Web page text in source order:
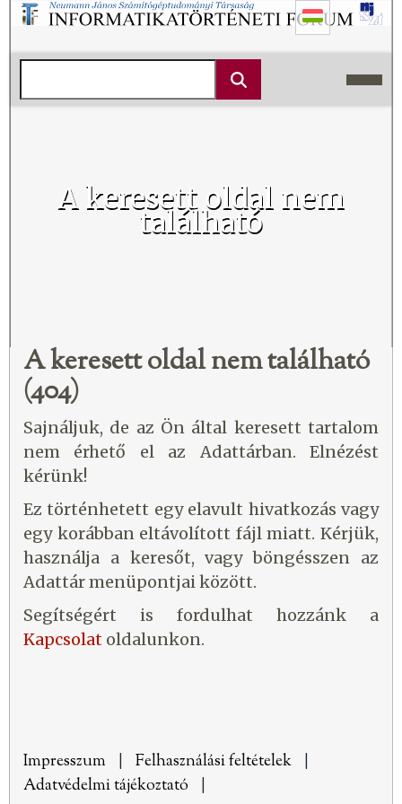
A keresett oldal nem
található
A keresett oldal nem található
(404)
Sajnáljuk, de az Ön által keresett tartalom
nem érhető el az Adattárban. Elnézést
kérünk!
Ez történhetett egy elavult hivatkozás vagy
egy korábban eltávolított fájl miatt. Kérjük,
használja a keresőt, vagy böngésszen az
Adattár menüpontjai között.
Segítségért is fordulhat hozzánk a
Kapcsolat oldalunkon.
Impresszum Felhasználási feltételek
Adatvédelmi tájékoztató